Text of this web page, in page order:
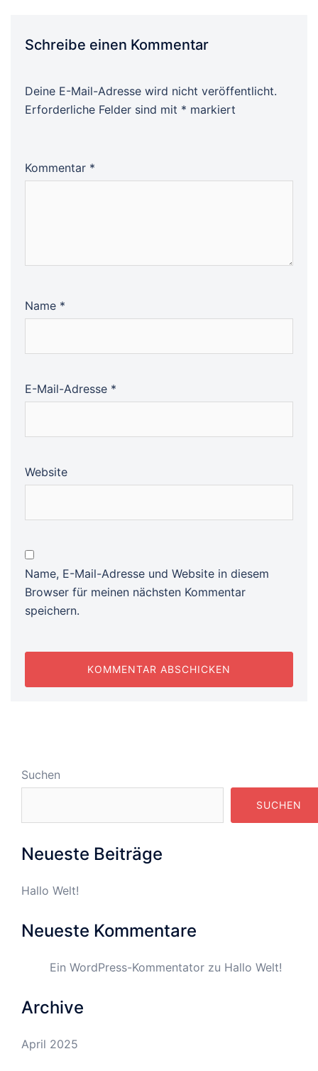
Schreibe einen Kommentar
Deine E-Mail-Adresse wird nicht veröffentlicht.
Erforderliche Felder sind mit * markiert
Kommentar *
Name *
E-Mail-Adresse *
Website
Name, E-Mail-Adresse und Website in diesem
Browser für meinen nächsten Kommentar
speichern.
Suchen
SUCHEN
Neueste Beiträge
Hallo Welt!
Neueste Kommentare
Ein WordPress-Kommentator zu Hallo Welt!
Archive
April 2025